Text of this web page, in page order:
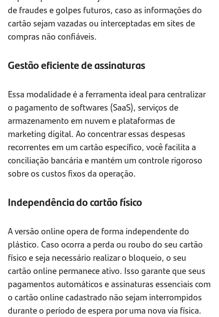
de fraudes e golpes futuros, caso as informações do
cartão sejam vazadas ou interceptadas em sites de
compras não confiáveis.
Gestão eficiente de assinaturas
Essa modalidade é a ferramenta ideal para centralizar
o pagamento de softwares (SaaS), serviços de
armazenamento em nuvem e plataformas de
marketing digital. Ao concentrar essas despesas
recorrentes em um cartão específico, você facilita a
conciliação bancária e mantém um controle rigoroso
sobre os custos fixos da operação.
Independência do cartão físico
A versão online opera de forma independente do
plástico. Caso ocorra a perda ou roubo do seu cartão
físico e seja necessário realizar o bloqueio, o seu
cartão online permanece ativo. Isso garante que seus
pagamentos automáticos e assinaturas essenciais com
o cartão online cadastrado não sejam interrompidos
durante o período de espera por uma nova via física.